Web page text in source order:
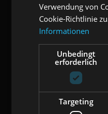
Verwendung von
Cookie-Richtlinie
Informationen
Unbedingt
erforderlich
Targeting